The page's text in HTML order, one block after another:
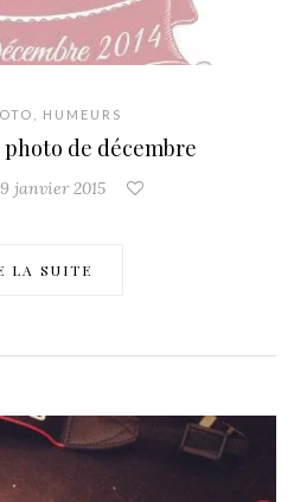
HUMEURS
de décembre
9 janvier 2015
LA SUITE